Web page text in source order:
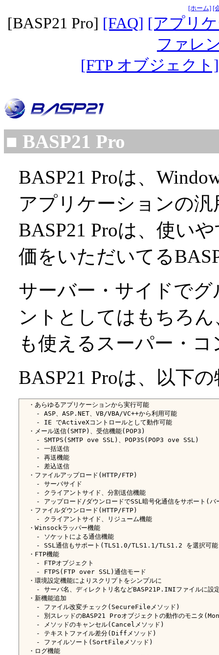
[ホーム] [
[BASP21 Pro] [FAQ] [アプリ
ファレ
[FTP オブジェクト]
■ BASP21 Pro
BASP21 Proは、
アプリケーションの
BASP21 Proは、使い
価をいただいてる
サーバー・サイドで
ントとしてはもちろ
も使えるスーパー・
BASP21 Proは、以下
  ・あらゆるアプリケーションから実行可能
    - ASP、ASP.NET、VB/VBA/VC++から利用可能
    - IE でActiveXコントロールとして動作可能
  ・メール送信(SMTP)、受信機能(POP3)
    - SMTPS(SMTP ove SSL)、POP3S(POP3 ove SSL)
    - 一括送信
    - 再送機能
    - 差込送信
  ・ファイルアップロード(HTTP/FTP)
    - サーバサイド
    - クライアントサイド、分割送信機能
- アップロード/ダウンロードでSSL暗号化通信をサポート(
  ・ファイルダウンロード(HTTP/FTP)
    - クライアントサイド、リジューム機能
  ・Winsockラッパー機能
    - ソケットによる通信機能
- SSL通信もサポート(TLS1.0/TLS1.1/TLS1.2 を選択可
  ・FTP機能
    - FTPオブジェクト
    - FTPS(FTP over SSL)通信モード
  ・環境設定機能によりスクリプトをシンプルに
- サーバ名、ディレクトリ名などBASP21P.INIファイルに設
  ・新機能追加
    - ファイル改変チェック(SecureFileメソッド)
- 別スレッドのBASP21 Proオブジェクトの動作のモニタ
    - メソッドのキャンセル(Cancelメソッド)
    - テキストファイル差分(Diffメソッド)
    - ファイルソート(SortFileメソッド)
  ・ログ機能